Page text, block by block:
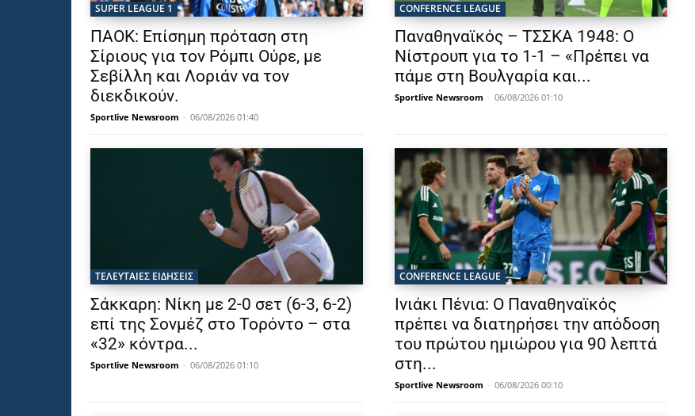
SUPER LEAGUE 1
ΠΑΟΚ: Επίσημη πρόταση στη
Σίριους για τον Ρόμπι Ούρε, με
Σεβίλλη και Λοριάν να τον
διεκδικούν.
Sportlive Newsroom - 06/08/2026 01:40
CONFERENCE LEAGUE
Παναθηναϊκός – ΤΣΣΚΑ 1948: Ο
Νίστρουπ για το 1-1 – «Πρέπει να
πάμε στη Βουλγαρία και...
Sportlive Newsroom - 06/08/2026 01:10
ΤΕΛΕΥΤΑΙΕΣ ΕΙΔΗΣΕΙΣ
Σάκκαρη: Νίκη με 2-0 σετ (6-3, 6-2)
επί της Σονμέζ στο Τορόντο – στα
«32» κόντρα...
Sportlive Newsroom - 06/08/2026 01:10
CONFERENCE LEAGUE
Ινιάκι Πένια: Ο Παναθηναϊκός
πρέπει να διατηρήσει την απόδοση
του πρώτου ημιώρου για 90 λεπτά
στη...
Sportlive Newsroom - 06/08/2026 00:10